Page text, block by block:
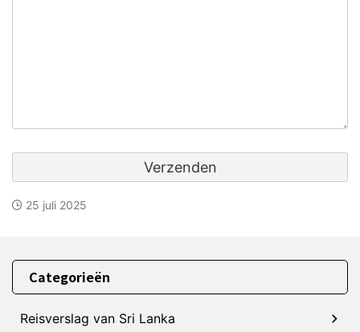
25 juli 2025
Categorieën
Reisverslag van Sri Lanka